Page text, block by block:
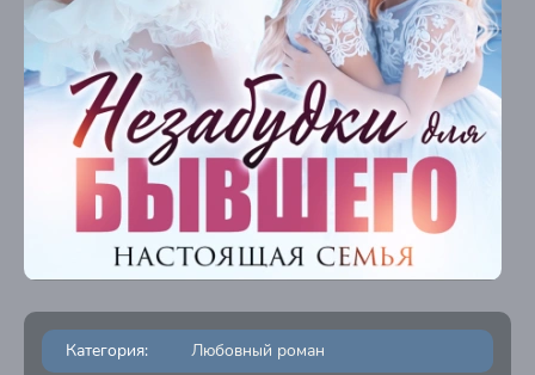
Категория: Любовный роман